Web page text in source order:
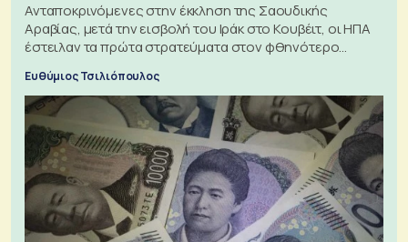
Ανταποκρινόμενες στην έκκληση της Σαουδικής
Αραβίας, μετά την εισβολή του Ιράκ στο Κουβέιτ, οι ΗΠΑ
έστειλαν τα πρώτα στρατεύματα στον φθηνότερο
πόλεμο της ιστορίας τους
Ευθύμιος Τσιλιόπουλος